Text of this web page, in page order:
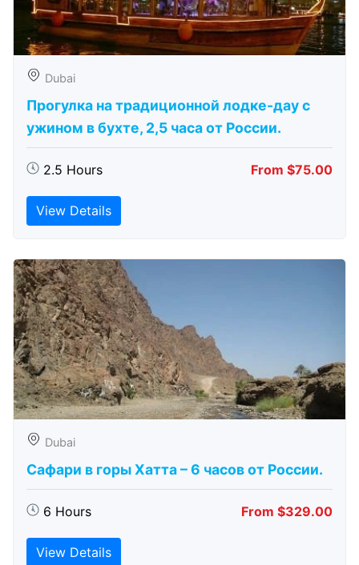
Dubai
Прогулка на традиционной лодке-дау с
ужином в бухте, 2,5 часа от России.
2.5 Hours From $75.00
View Details
Dubai
Сафари в горы Хатта – 6 часов от России.
6 Hours From $329.00
View Details